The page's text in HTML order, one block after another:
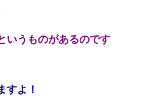
いうものがあるのです
すよ！